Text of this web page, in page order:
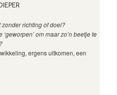
richting of doel?
om maar zo’n beetje te
ergens uitkomen, een